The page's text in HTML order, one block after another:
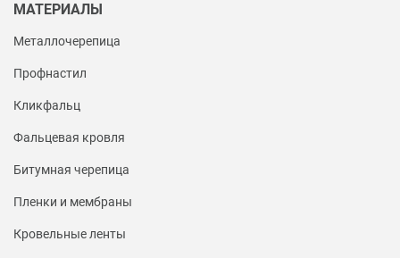
МАТЕРИАЛЫ
Металлочерепица
Профнастил
Кликфальц
Фальцевая кровля
Битумная черепица
Пленки и мембраны
Кровельные ленты